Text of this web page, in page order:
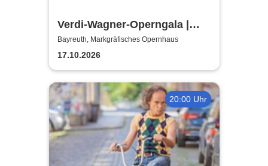
Verdi-Wagner-Operngala |
Thüringen Philharmonie
Gotha-Eisenach
Bayreuth, Markgräfisches Opernhaus
17.10.2026
20:00 Uhr